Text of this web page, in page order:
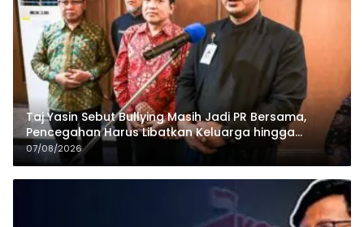
Taj Yasin Sebut Bullying Masih Jadi PR Bersama,
Pencegahan Harus Libatkan Keluarga hingga
Pesantren
07/08/2026